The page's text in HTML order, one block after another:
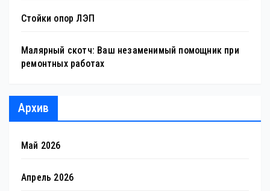
Стойки опор ЛЭП
Малярный скотч: Ваш незаменимый помощник при
ремонтных работах
Архив
Май 2026
Апрель 2026